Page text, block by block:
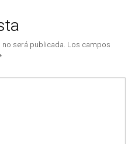
será publicada. Los campos